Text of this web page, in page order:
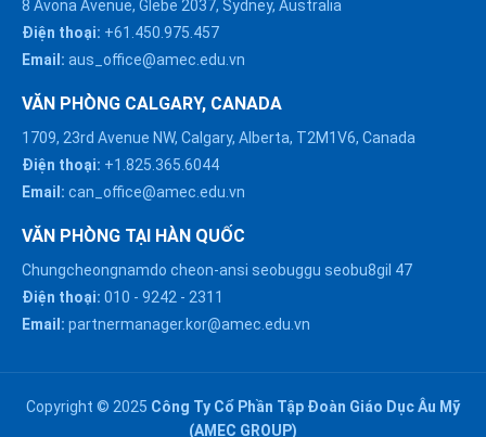
8 Avona Avenue, Glebe 2037, Sydney, Australia
Điện thoại: +61.450.975.457
Email: aus_office@amec.edu.vn
VĂN PHÒNG CALGARY, CANADA
1709, 23rd Avenue NW, Calgary, Alberta, T2M1V6, Canada
Điện thoại: +1.825.365.6044
Email: can_office@amec.edu.vn
VĂN PHÒNG TẠI HÀN QUỐC
Chungcheongnamdo cheon-ansi seobuggu seobu8gil 47
Điện thoại: 010 - 9242 - 2311
Email: partnermanager.kor@amec.edu.vn
Copyright © 2025 Công Ty Cổ Phần Tập Đoàn Giáo Dục Âu Mỹ
(AMEC GROUP)
HÀ NỘI :
0914863466
ĐÀ NẴNG :
0916082128
Chat với chúng tôi trên